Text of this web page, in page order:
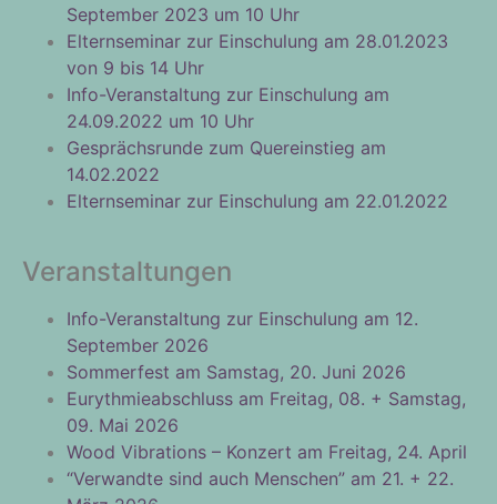
September 2023 um 10 Uhr
Elternseminar zur Einschulung am 28.01.2023
von 9 bis 14 Uhr
Info-Veranstaltung zur Einschulung am
24.09.2022 um 10 Uhr
Gesprächsrunde zum Quereinstieg am
14.02.2022
Elternseminar zur Einschulung am 22.01.2022
Veranstaltungen
Info-Veranstaltung zur Einschulung am 12.
September 2026
Sommerfest am Samstag, 20. Juni 2026
Eurythmieabschluss am Freitag, 08. + Samstag,
09. Mai 2026
Wood Vibrations – Konzert am Freitag, 24. April
“Verwandte sind auch Menschen” am 21. + 22.